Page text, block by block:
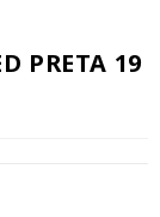
PRETA 19